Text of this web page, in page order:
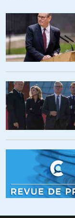
On est passé du
sur l’actualité.
+7
Savonarole//
Sérieux … Madeleine ,
atteinte que par un
C’est pas des excuse
rejoindre Hitler et Pol-
Fernet